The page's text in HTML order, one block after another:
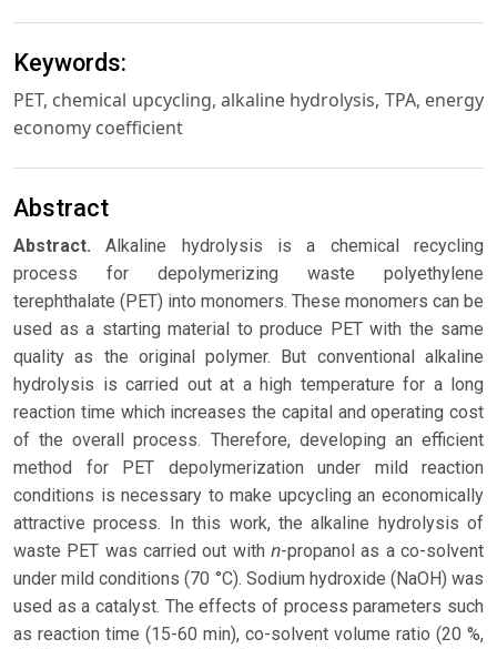
Keywords:
PET, chemical upcycling, alkaline hydrolysis, TPA, energy
economy coefficient
Abstract
Abstract. Alkaline hydrolysis is a chemical recycling
process for depolymerizing waste polyethylene
terephthalate (PET) into monomers. These monomers can be
used as a starting material to produce PET with the same
quality as the original polymer. But conventional alkaline
hydrolysis is carried out at a high temperature for a long
reaction time which increases the capital and operating cost
of the overall process. Therefore, developing an efficient
method for PET depolymerization under mild reaction
conditions is necessary to make upcycling an economically
attractive process. In this work, the alkaline hydrolysis of
waste PET was carried out with n-propanol as a co-solvent
under mild conditions (70 °C). Sodium hydroxide (NaOH) was
used as a catalyst. The effects of process parameters such
as reaction time (15-60 min), co-solvent volume ratio (20 %,